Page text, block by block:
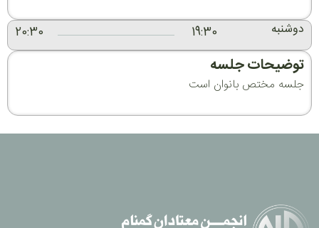
دوشنبه 19:30
20:30
توضیحات جلسه
جلسه مختص بانوان است